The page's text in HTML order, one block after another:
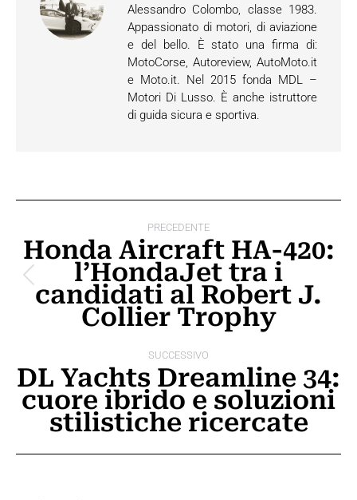
Alessandro Colombo, classe 1983.
Appassionato di motori, di aviazione
e del bello. È stato una firma di:
MotoCorse, Autoreview, AutoMoto.it
e Moto.it. Nel 2015 fonda MDL –
Motori Di Lusso. È anche istruttore
di guida sicura e sportiva.
tra
post
PRECEDENTE
Post
precedente:
Honda Aircraft HA-420:
l’HondaJet tra i
candidati al Robert J.
Collier Trophy
SUCCESSIVO
Prossimo
post:
DL Yachts Dreamline 34:
cuore ibrido e soluzioni
stilistiche ricercate